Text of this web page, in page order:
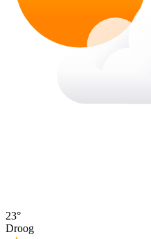
23°
Droog